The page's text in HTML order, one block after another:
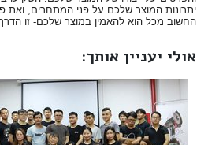
יתרונות המוצר שלכם על פני המתחרים, ואת
החשוב מכל הוא להאמין במוצר שלכם- זו
אולי יעניין אותך: